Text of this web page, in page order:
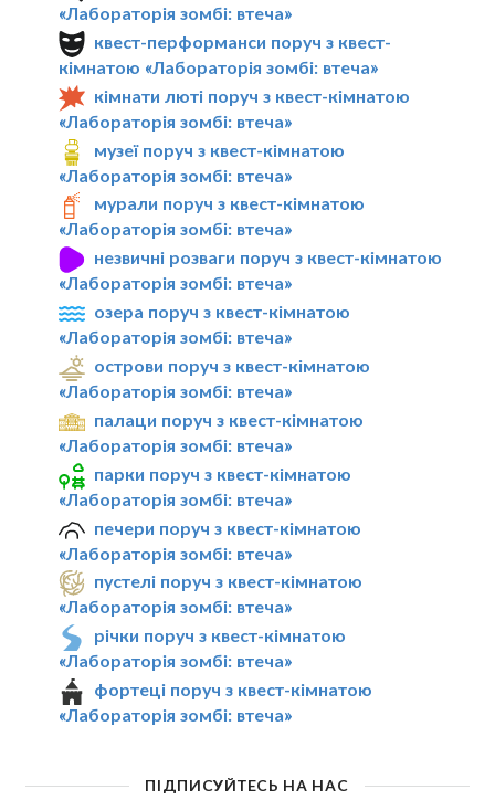
«Лабораторія зомбі: втеча»
квест-перформанси поруч з квест-
кімнатою «Лабораторія зомбі: втеча»
кімнати люті поруч з квест-кімнатою
«Лабораторія зомбі: втеча»
музеї поруч з квест-кімнатою
«Лабораторія зомбі: втеча»
мурали поруч з квест-кімнатою
«Лабораторія зомбі: втеча»
незвичні розваги поруч з квест-кімнатою
«Лабораторія зомбі: втеча»
озера поруч з квест-кімнатою
«Лабораторія зомбі: втеча»
острови поруч з квест-кімнатою
«Лабораторія зомбі: втеча»
палаци поруч з квест-кімнатою
«Лабораторія зомбі: втеча»
парки поруч з квест-кімнатою
«Лабораторія зомбі: втеча»
печери поруч з квест-кімнатою
«Лабораторія зомбі: втеча»
пустелі поруч з квест-кімнатою
«Лабораторія зомбі: втеча»
річки поруч з квест-кімнатою
«Лабораторія зомбі: втеча»
фортеці поруч з квест-кімнатою
«Лабораторія зомбі: втеча»
ПІДПИСУЙТЕСЬ НА НАС